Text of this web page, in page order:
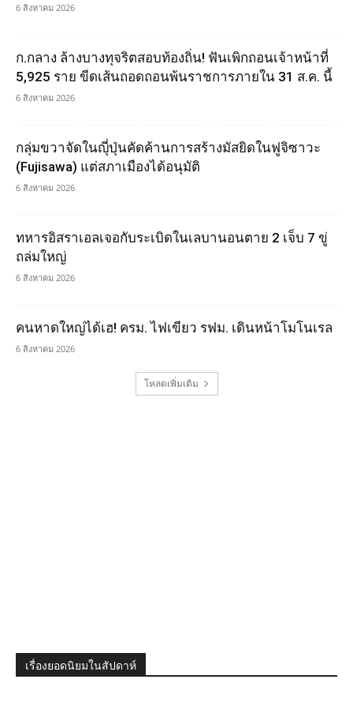
6 สิงหาคม 2026
ก.กลาง ล้างบางทุจริตสอบท้องถิ่น! ฟันเพิกถอนเจ้าหน้าที่
5,925 ราย ขีดเส้นถอดถอนพ้นราชการภายใน 31 ส.ค. นี้
6 สิงหาคม 2026
กลุ่มขวาจัดในญุี่ปุ่นคัดค้านการสร้างมัสยิดในฟูจิซาวะ
(Fujisawa) แต่สภาเมืองได้อนุมัติ
6 สิงหาคม 2026
ทหารอิสราเอลเจอกับระเบิดในเลบานอนตาย 2 เจ็บ 7 ขู่
ถล่มใหญ่
6 สิงหาคม 2026
คนหาดใหญ่ได้เฮ! ครม. ไฟเขียว รฟม. เดินหน้าโมโนเรล
6 สิงหาคม 2026
โหลดเพิ่มเติม
เรื่องยอดนิยมในสัปดาห์